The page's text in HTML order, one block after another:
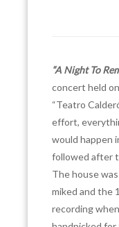
“A Night To
concert held
“Teatro
effort,
would happen
followed after
The house
miked and the
recording